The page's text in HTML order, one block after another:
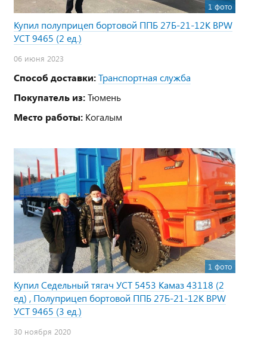
1 фото
Купил полуприцеп бортовой ППБ 27Б-21-12К BPW
УСТ 9465 (2 ед.)
06 июня 2023
Способ доставки:Транспортная служба
Покупатель из:Тюмень
Место работы: Когалым
1 фото
Купил Седельный тягач УСТ 5453 Камаз 43118 (2
ед) , Полуприцеп бортовой ППБ 27Б-21-12К BPW
УСТ 9465 (3 ед.)
30 ноября 2020